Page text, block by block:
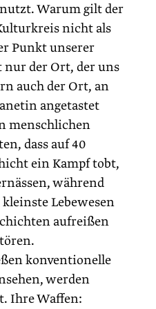
Warum gilt der
nicht als
Punkt unserer
nur der Ort, der uns
auch der Ort, an
angetastet
menschlichen
dass auf 40
ein Kampf tobt,
während
Lebewesen
aufreißen
konventionelle
werden
Ihre Waffen: